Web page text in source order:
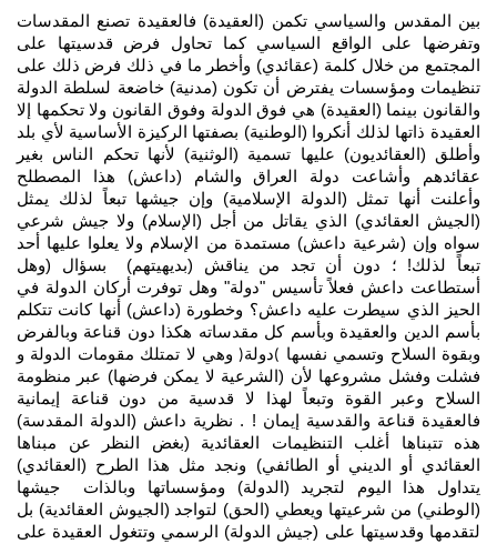
بين المقدس والسياسي تكمن (العقيدة) فالعقيدة تصنع المقدسات
وتفرضها على الواقع السياسي كما تحاول فرض قدسيتها على
المجتمع من خلال كلمة (عقائدي) وأخطر ما في ذلك فرض ذلك على
تنظيمات ومؤسسات يفترض أن تكون (مدنية) خاضعة لسلطة الدولة
والقانون بينما (العقيدة) هي فوق الدولة وفوق القانون ولا تحكمها إلا
العقيدة ذاتها لذلك أنكروا (الوطنية) بصفتها الركيزة الأساسية لأي بلد
وأطلق (العقائديون) عليها تسمية (الوثنية) لأنها تحكم الناس بغير
عقائدهم وأشاعت دولة العراق والشام (داعش) هذا المصطلح
وأعلنت أنها تمثل (الدولة الإسلامية) وإن جيشها تبعاً لذلك يمثل
(الجيش العقائدي) الذي يقاتل من أجل (الإسلام) ولا جيش شرعي
سواه وإن (شرعية داعش) مستمدة من الإسلام ولا يعلوا عليها أحد
تبعاً لذلك! ؛ دون أن تجد من يناقش (بديهيتهم)
بسؤال (وهل
أستطاعت داعش فعلاً تأسيس "دولة" وهل توفرت أركان الدولة في
الحيز الذي سيطرت عليه داعش؟ وخطورة (داعش) أنها كانت تتكلم
بأسم الدين والعقيدة وبأسم كل مقدساته هكذا دون قناعة وبالفرض
وبقوة السلاح وتسمي نفسها )دولة(وهي لا تمتلك مقومات الدولة و
فشلت وفشل مشروعها لأن (الشرعية لا يمكن فرضها) عبر منظومة
السلاح وعبر القوة وتبعاً لهذا لا قدسية من دون قناعة إيمانية
فالعقيدة قناعة والقدسية إيمان ! . نظرية داعش (الدولة المقدسة)
هذه تتبناها أغلب التنظيمات العقائدية (بغض النظر عن مبناها
العقائدي أو الديني أو الطائفي) ونجد مثل هذا الطرح (العقائدي)
يتداول هذا اليوم لتجريد (الدولة) ومؤسساتها وبالذات جيشها
(الوطني) من شرعيتها ويعطي (الحق) لتواجد (الجيوش العقائدية) بل
لتقدمها وقدسيتها على (جيش الدولة) الرسمي وتتغول العقيدة على